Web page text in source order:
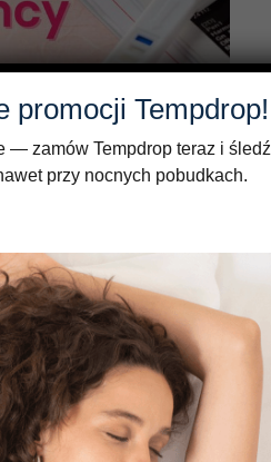
na zajście w ciążę
promocji Tempdrop!
— zamów Tempdrop teraz i
przy nocnych pobudkach.